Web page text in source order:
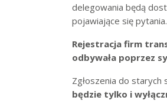
delegowania będą
pojawiające się
Rejestracja firm
odbywała poprzez
Zgłoszenia do
będzie tylko i